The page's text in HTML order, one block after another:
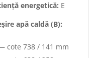
energetică: E
apă caldă (B):
cote 738 / 141 mm